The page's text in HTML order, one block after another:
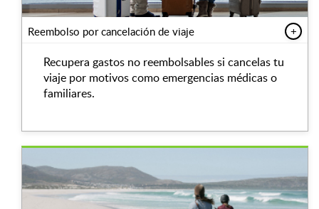
Reembolso por cancelación de viaje +
Recupera gastos no reembolsables si cancelas tu
viaje por motivos como emergencias médicas o
familiares.